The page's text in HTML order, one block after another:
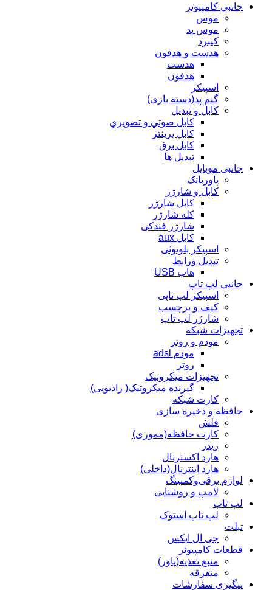
جانبی کامپیوتر
موس
موس پد
کیبرد
هدست و هدفون
هدست
هدفون
اسپیکر
گیم پد(دسته بازی)
کابل و تبدیل
كابل صوتي و تصويري
کابل پرینتر
کابل برق
تبدیل ها
جانبی موبایل
پاوربانک
کابل و شارژر
کابل شارژر
کله شارژر
شارژر فندکی
کابل aux
اسپیکر بلوتوثی
تبدیل ورابط
هاب USB
جانبی لپ تاپ
اسپیکر لپ تاپی
کیف و برچسب
شارژر لپ تاپ
تجهیزات شبکه
مودم و روتر
مودم adsl
روتر
تجهیزات میکروتیک
گیرنده میکروتیک( رادیویی)
کارت شبکه
حافظه و ذخیره سازی
فلش
کارت حافظه(مموری)
ریدر
هارد اکسترنال
هارد اینترنال(داخلی)
لوازم برقی‌وکمپینگ
لامپ و روشنایی
لپ تاپ
لپ تاپ استوک
تبلت
جی ال ایکس
قطعات کامپیوتر
منبع تغذیه(پاور)
متفرقه
پیگیری سفارشات